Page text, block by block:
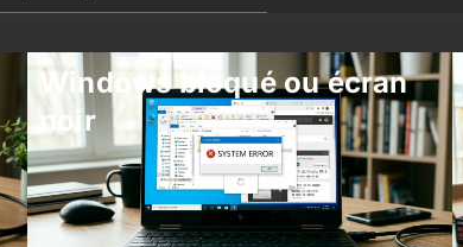
Windows bloqué ou écran
noir